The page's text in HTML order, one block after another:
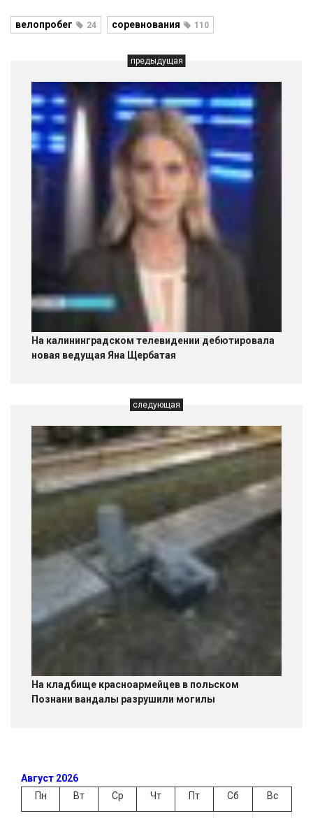
велопробег 24 соревнования 110
предыдущая
На калининградском телевидении дебютировала
новая ведущая Яна Щербатая
следующая
На кладбище красноармейцев в польском
Познани вандалы разрушили могилы
Август 2026
Пн
Вт Ср Чт Пт Сб Вс